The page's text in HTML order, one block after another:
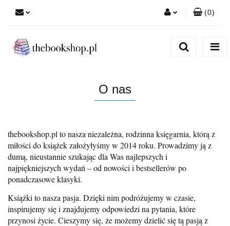
(0)
O nas
thebookshop.pl to nasza niezależna, rodzinna księgarnia, którą z
miłości do książek założyłyśmy w 2014 roku. Prowadzimy ją z
dumą, nieustannie szukając dla Was najlepszych i
najpiękniejszych wydań – od nowości i bestsellerów po
ponadczasowe klasyki.
Książki to nasza pasja. Dzięki nim podróżujemy w czasie,
inspirujemy się i znajdujemy odpowiedzi na pytania, które
przynosi życie. Cieszymy się, że możemy dzielić się tą pasją z